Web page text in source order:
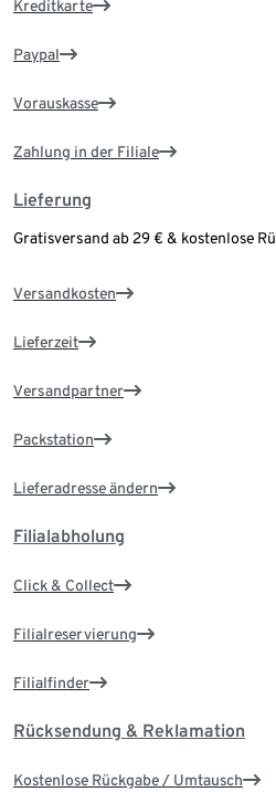
Kreditkarte
Paypal
Vorauskasse
Zahlung in der Filiale
Lieferung
Gratisversand ab 29 € & kostenlose
Versandkosten
Lieferzeit
Versandpartner
Packstation
Lieferadresse ändern
Filialabholung
Click & Collect
Filialreservierung
Filialfinder
Rücksendung & Reklamation
Kostenlose Rückgabe / Umtausch